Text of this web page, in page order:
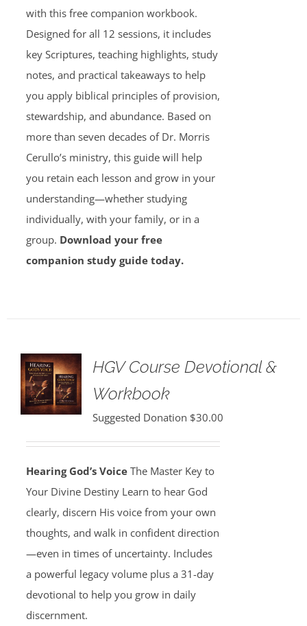
with this free companion workbook.
Designed for all 12 sessions, it includes
key Scriptures, teaching highlights, study
notes, and practical takeaways to help
you apply biblical principles of provision,
stewardship, and abundance. Based on
more than seven decades of Dr. Morris
Cerullo’s ministry, this guide will help
you retain each lesson and grow in your
understanding—whether studying
individually, with your family, or in a
group. Download your free
companion study guide today.
HGV Course Devotional &
Workbook
Suggested Donation $30.00
Hearing God’s VoiceThe Master Key to
Your Divine Destiny Learn to hear God
clearly, discern His voice from your own
thoughts, and walk in confident direction
—even in times of uncertainty. Includes
a powerful legacy volume plus a 31-day
devotional to help you grow in daily
discernment.